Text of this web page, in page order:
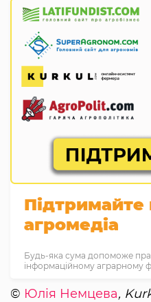
Підтримайте
агромедіа
Будь-яка сума допоможе
інформаційному аграрному
© Юлія Немцева,